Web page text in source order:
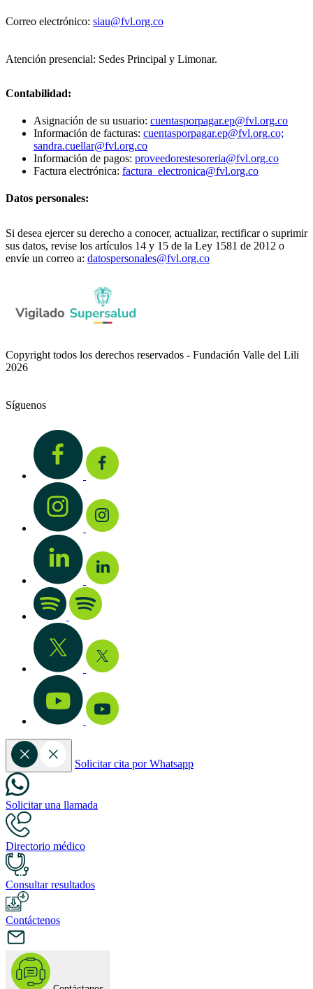
Correo electrónico: siau@fvl.org.co
Atención presencial: Sedes Principal y Limonar.
Contabilidad:
Asignación de su usuario: cuentasporpagar.ep@fvl.org.co
Información de facturas: cuentasporpagar.ep@fvl.org.co;
sandra.cuellar@fvl.org.co
Información de pagos: proveedorestesoreria@fvl.org.co
Factura electrónica: factura_electronica@fvl.org.co
Datos personales:
Si desea ejercer su derecho a conocer, actualizar, rectificar o suprimir
sus datos, revise los artículos 14 y 15 de la Ley 1581 de 2012 o
envíe un correo a: datospersonales@fvl.org.co
Copyright todos los derechos reservados - Fundación Valle del Lili
2026
Síguenos
Solicitar cita por Whatsapp
Solicitar una llamada
Directorio médico
Consultar resultados
Contáctenos